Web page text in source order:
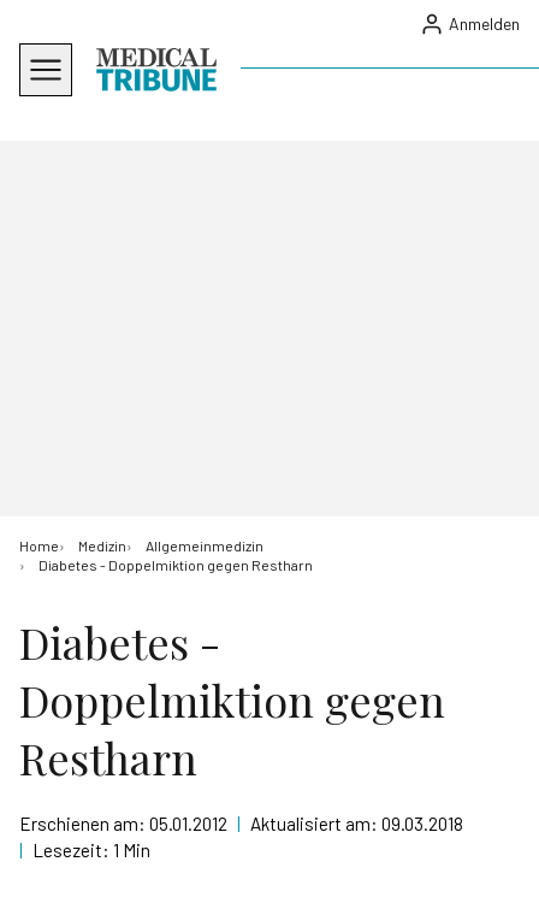
Anmelden
Home Medizin
Allgemeinmedizin
Diabetes - Doppelmiktion gegen Restharn
Diabetes -
Doppelmiktion gegen
Restharn
Erschienen am: 05.01.2012 | Aktualisiert am: 09.03.2018
| Lesezeit: 1 Min